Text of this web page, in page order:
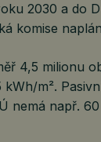
2030 a do
komise
4,5 milionu
kWh/m².
nemá např.